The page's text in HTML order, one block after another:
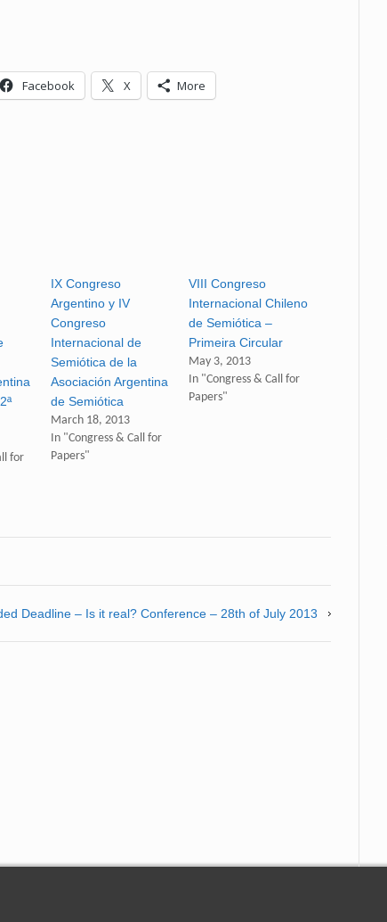
Facebook X More
for
IX Congreso
Argentino y IV
Congreso
Internacional de
Semiótica de la
Asociación Argentina
de Semiótica
March 18, 2013
In "Congress & Call for
Papers"
VIII Congreso
Internacional Chileno
de Semiótica –
Primeira Circular
May 3, 2013
In "Congress & Call for
Papers"
Deadline – Is it real? Conference – 28th of July 2013